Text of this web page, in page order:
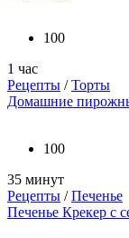
100
1 час
Рецепты /Торты
Домашние
100
35 минут
Рецепты /Печенье
Печенье Крекер с